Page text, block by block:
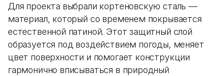
Для проекта выбрали кортеновскую сталь —
материал, который со временем покрывается
естественной патиной. Этот защитный слой
образуется под воздействием погоды, меняет
цвет поверхности и помогает конструкции
гармонично вписываться в природный